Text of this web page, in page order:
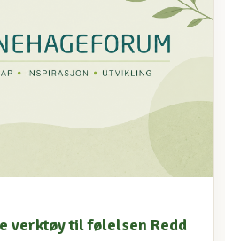
verktøy til følelsen Redd